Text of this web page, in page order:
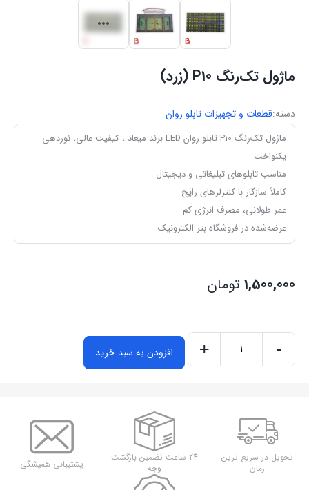
ماژول تک‌رنگ P10 (زرد)
دسته:قطعات و تجهیزات تابلو روان
ماژول تک‌رنگ P10 تابلو روان LED برند میعاد ، کیفیت عالی، نوردهی
یکنواخت
مناسب تابلوهای تبلیغاتی و دیجیتال
کاملاً سازگار با کنترلرهای رایج
عمر طولانی، مصرف انرژی کم
عرضه‌شده در فروشگاه بتر الکترونیک
1,500,000 تومان
-
+ افزودن به سبد خرید
تحویل در سریع ترین
زمان
24 ساعت تضمین بازگشت
وجه
پشتیبانی همیشگی